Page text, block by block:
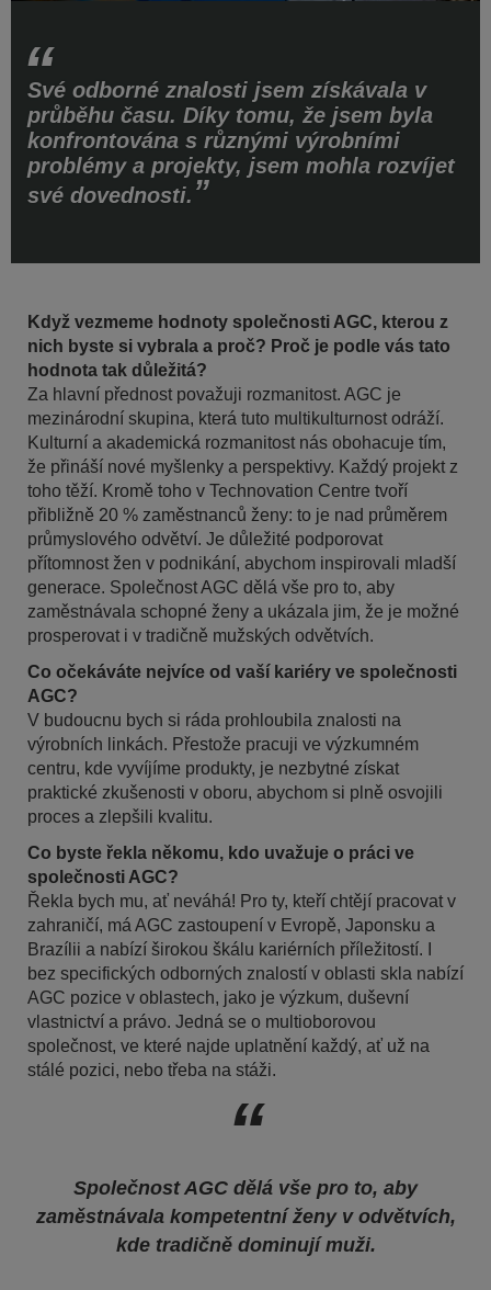
Své odborné znalosti jsem získávala v
průběhu času. Díky tomu, že jsem byla
konfrontována s různými výrobními
problémy a projekty, jsem mohla rozvíjet
své dovednosti.
Když vezmeme hodnoty společnosti AGC, kterou z
nich byste si vybrala a proč? Proč je podle vás tato
hodnota tak důležitá?
Za hlavní přednost považuji rozmanitost. AGC je
mezinárodní skupina, která tuto multikulturnost odráží.
Kulturní a akademická rozmanitost nás obohacuje tím,
že přináší nové myšlenky a perspektivy. Každý projekt z
toho těží. Kromě toho v Technovation Centre tvoří
přibližně 20 % zaměstnanců ženy: to je nad průměrem
průmyslového odvětví. Je důležité podporovat
přítomnost žen v podnikání, abychom inspirovali mladší
generace. Společnost AGC dělá vše pro to, aby
zaměstnávala schopné ženy a ukázala jim, že je možné
prosperovat i v tradičně mužských odvětvích.
Co očekáváte nejvíce od vaší kariéry ve společnosti
AGC?
V budoucnu bych si ráda prohloubila znalosti na
výrobních linkách. Přestože pracuji ve výzkumném
centru, kde vyvíjíme produkty, je nezbytné získat
praktické zkušenosti v oboru, abychom si plně osvojili
proces a zlepšili kvalitu.
Co byste řekla někomu, kdo uvažuje o práci ve
společnosti AGC?
Řekla bych mu, ať neváhá! Pro ty, kteří chtějí pracovat v
zahraničí, má AGC zastoupení v Evropě, Japonsku a
Brazílii a nabízí širokou škálu kariérních příležitostí. I
bez specifických odborných znalostí v oblasti skla nabízí
AGC pozice v oblastech, jako je výzkum, duševní
vlastnictví a právo. Jedná se o multioborovou
společnost, ve které najde uplatnění každý, ať už na
stálé pozici, nebo třeba na stáži.
Společnost AGC dělá vše pro to, aby
zaměstnávala kompetentní ženy v odvětvích,
kde tradičně dominují muži.